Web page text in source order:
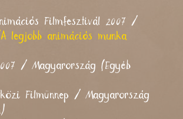
Filmfesztivál 2007 /
legjobb animációs munka
/ Magyarország (Egyéb
Filmünnep / Magyarország